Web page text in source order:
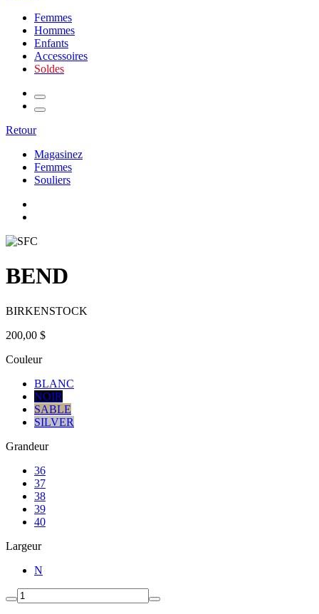
Femmes
Hommes
Enfants
Accessoires
Soldes
Retour
Magasinez
Femmes
Souliers
BEND
BIRKENSTOCK
200,00 $
Couleur
BLANC
NOIR
SABLE
SILVER
Grandeur
36
37
38
39
40
Largeur
N